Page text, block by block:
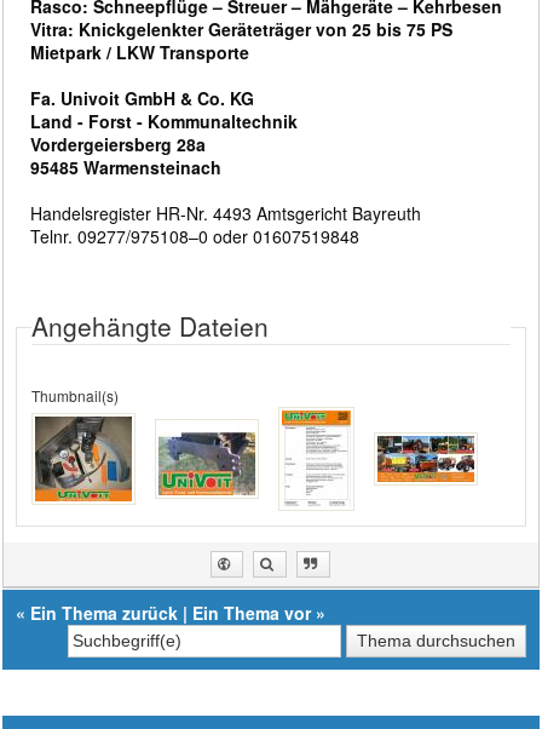
Rasco: Schneepflüge – Streuer – Mähgeräte – Kehrbesen
Vitra: Knickgelenkter Geräteträger von 25 bis 75 PS
Mietpark / LKW Transporte
Fa. Univoit GmbH & Co. KG
Land - Forst - Kommunaltechnik
Vordergeiersberg 28a
95485 Warmensteinach
Handelsregister HR-Nr. 4493 Amtsgericht Bayreuth
Telnr. 09277/975108–0 oder 01607519848
Angehängte Dateien
Thumbnail(s)
« Ein Thema zurück | Ein Thema vor»